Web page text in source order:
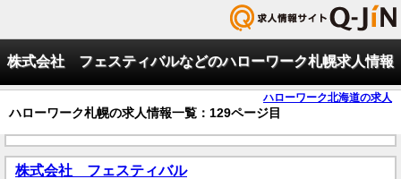
株式会社 フェスティバルなどのハローワーク札幌求人情報
ハローワーク北海道の求人
ハローワーク札幌の求人情報一覧：129ページ目
株式会社 フェスティバル